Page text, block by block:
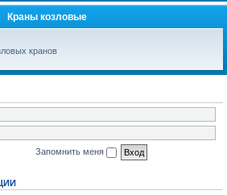
Краны козловые
кранов
Запомнить меня